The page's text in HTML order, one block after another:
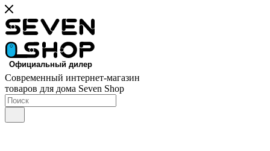
Современный интернет-магазин
товаров для дома Seven Shop